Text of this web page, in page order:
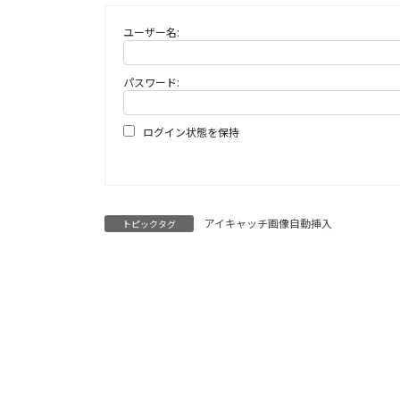
ユーザー名:
パスワード:
ログイン状態を保持
トピックタグ アイキャッチ画像自動挿入